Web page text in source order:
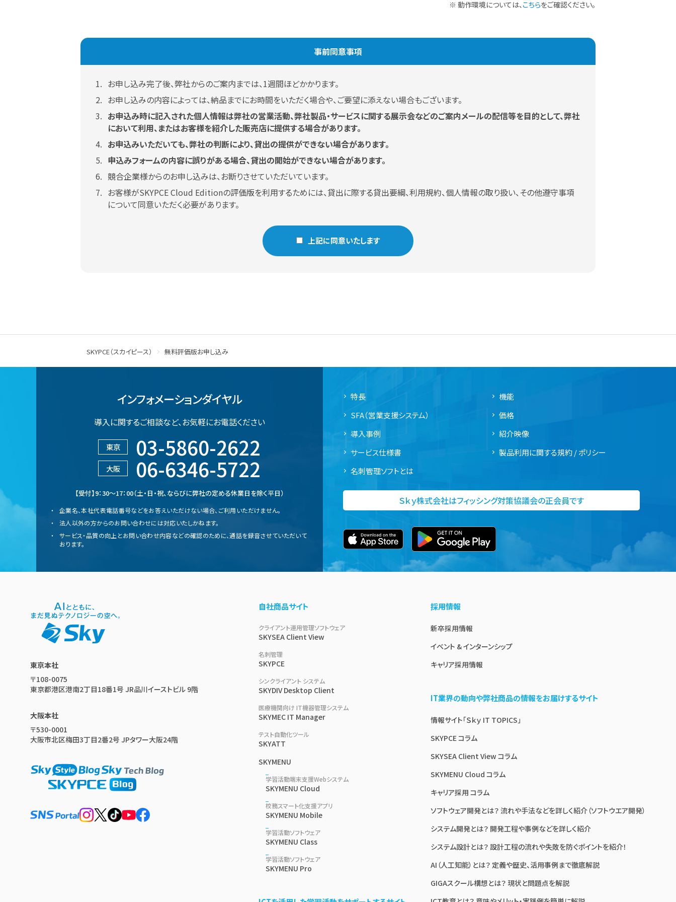
※ 動作環境については、こちらをご確認ください。
事前同意事項
お申し込み完了後、弊社からのご案内までは、1週間ほどかかります。
お申し込みの内容によっては、納品までにお時間をいただく場合や、ご要望に添えない場合もございます。
お申込み時に記入された個人情報は弊社の営業活動、弊社製品・サービスに関する展示会などのご案内メールの配信等を目的として、弊社
において利用、またはお客様を紹介した販売店に提供する場合があります。
お申込みいただいても、弊社の判断により、貸出の提供ができない場合があります。
申込みフォームの内容に誤りがある場合、貸出の開始ができない場合があります。
競合企業様からのお申し込みは、お断りさせていただいています。
お客様がSKYPCE Cloud Editionの評価版を利用するためには、貸出に際する貸出要綱、利用規約、個人情報の取り扱い、その他遵守事項
について同意いただく必要があります。
上記に同意いたします
SKYPCE（スカイピース） 無料評価版お申し込み
インフォメーションダイヤル
導入に関するご相談など、お気軽にお電話ください
東京 03-5860-2622
大阪 06-6346-5722
【受付】9：30～17：00（土・日・祝、ならびに弊社の定める休業日を除く平日）
企業名、本社代表電話番号などをお答えいただけない場合、ご利用いただけません。
法人以外の方からのお問い合わせには対応いたしかねます。
サービス・品質の向上とお問い合わせ内容などの確認のために、通話を録音させていただいて
おります。
特長
機能
SFA（営業支援システム）
価格
導入事例
紹介映像
サービス仕様書
製品利用に関する規約 / ポリシー
名刺管理ソフトとは
Ｓｋｙ株式会社はフィッシング対策協議会の正会員です
東京本社
〒108-0075
東京都港区港南2丁目18番1号 JR品川イーストビル 9階
大阪本社
〒530-0001
大阪市北区梅田3丁目2番2号 JPタワー大阪24階
自社商品サイト
クライアント運用管理ソフトウェア
SKYSEA Client View
名刺管理
SKYPCE
シンクライアント システム
SKYDIV Desktop Client
医療機関向け IT機器管理システム
SKYMEC IT Manager
テスト自動化ツール
SKYATT
SKYMENU
学習活動端末支援Webシステム
SKYMENU Cloud
校務スマート化支援アプリ
SKYMENU Mobile
学習活動ソフトウェア
SKYMENU Class
学習活動ソフトウェア
SKYMENU Pro
採用情報
新卒採用情報
イベント & インターンシップ
キャリア採用情報
IT業界の動向や弊社商品の情報をお届けするサイト
情報サイト「Ｓｋｙ IT TOPICS」
SKYPCE コラム
SKYSEA Client View コラム
SKYMENU Cloud コラム
キャリア採用 コラム
ソフトウェア開発とは？ 流れや手法などを詳しく紹介（ソフトウエア開発）
システム開発とは？ 開発工程や事例などを詳しく紹介
システム設計とは？ 設計工程の流れや失敗を防ぐポイントを紹介！
AI（人工知能）とは？ 定義や歴史、活用事例まで徹底解説
GIGAスクール構想とは？ 現状と問題点を解説